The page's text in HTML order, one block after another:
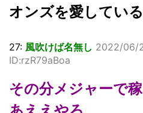
オンズを愛している
27: 風吹けば名無し 2022/06/
ID:rzR79aBoa
その分メジャーで